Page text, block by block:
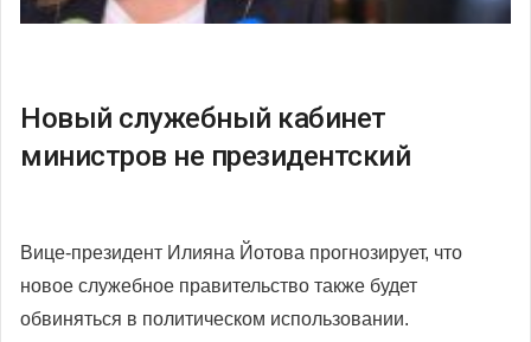
Новый служебный кабинет
министров не президентский
Вице-президент Илияна Йотова прогнозирует, что
новое служебное правительство также будет
обвиняться в политическом использовании.